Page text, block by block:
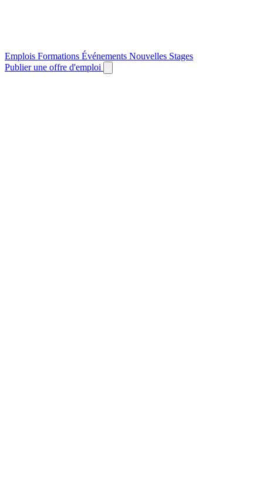
Emplois Formations Événements Nouvelles Stages
Publier une offre d'emploi